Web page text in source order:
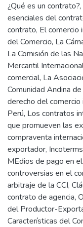
¿Qué es un
esenciales del
contrato, El comercio
del Comercio, La
La Comisión de las
Mercantil
comercial, La
Comunidad Andina
derecho del
Perú, Los contratos
que promueven las
compraventa
exportador,
MEdios de pago en
controversias en el
arbitraje de la CCI,
contrato de agencia,
del Productor-
Características del